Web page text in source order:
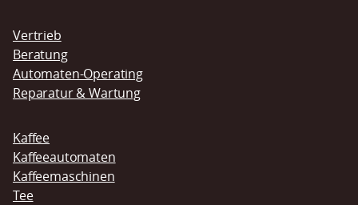
Navigation
überspringen
Vertrieb
Beratung
Automaten-Operating
Reparatur & Wartung
Kaffee
Kaffeeautomaten
Kaffeemaschinen
Tee